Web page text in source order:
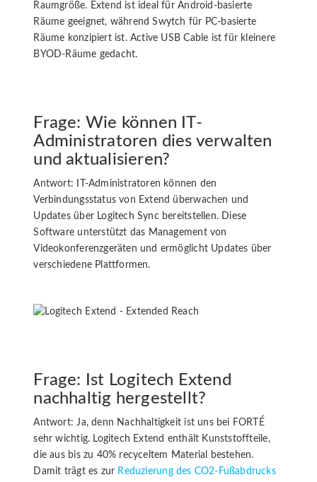
Raumgröße. Extend ist ideal für Android-basierte
Räume geeignet, während Swytch für PC-basierte
Räume konzipiert ist. Active USB Cable ist für kleinere
BYOD-Räume gedacht.
Frage: Wie können IT-
Administratoren dies verwalten
und aktualisieren?
Antwort: IT-Administratoren können den
Verbindungsstatus von Extend überwachen und
Updates über Logitech Sync bereitstellen. Diese
Software unterstützt das Management von
Videokonferenzgeräten und ermöglicht Updates über
verschiedene Plattformen.
Frage: Ist Logitech Extend
nachhaltig hergestellt?
Antwort: Ja, denn Nachhaltigkeit ist uns bei FORTÉ
sehr wichtig. Logitech Extend enthält Kunststoffteile,
die aus bis zu 40% recyceltem Material bestehen.
Damit trägt es zur Reduzierung des CO2-Fußabdrucks